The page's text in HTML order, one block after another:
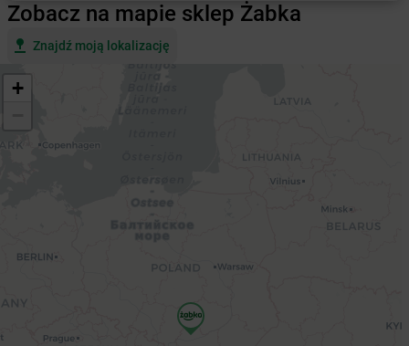
Zobacz na mapie sklep Żabka
Znajdź moją lokalizację
+